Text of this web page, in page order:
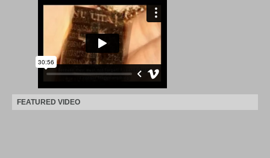
FEATURED VIDEO